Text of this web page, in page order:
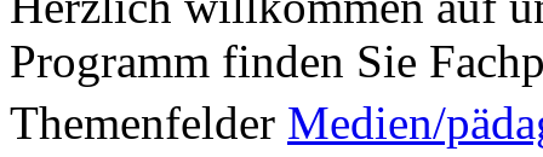
Programm finden Sie
Themenfelder Medien/